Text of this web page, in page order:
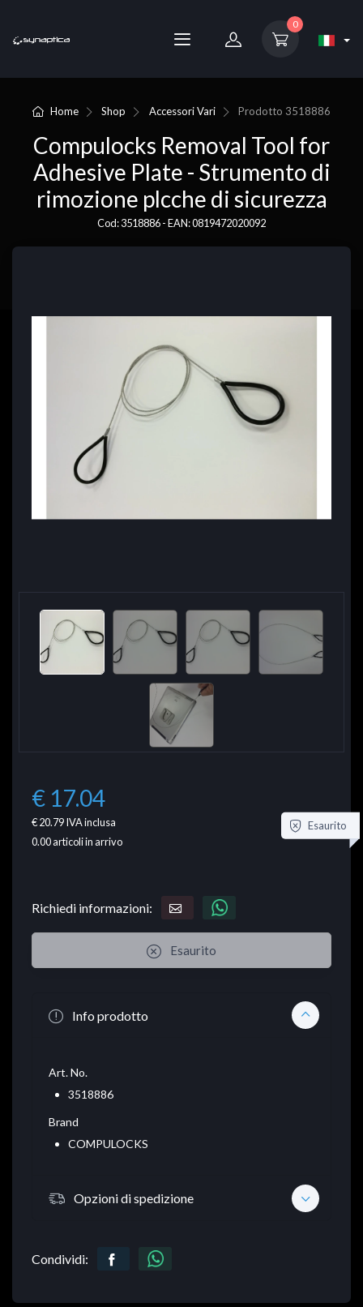
0
Home Shop Accessori Vari Prodotto 3518886
Compulocks Removal Tool for
Adhesive Plate - Strumento di
rimozione plcche di sicurezza
Cod: 3518886 - EAN: 0819472020092
€ 17.04
€ 20.79IVA inclusa
0.00articoli in arrivo
Esaurito
Richiedi informazioni:
Esaurito
Info prodotto
Art. No.
3518886
Brand
COMPULOCKS
Opzioni di spedizione
Condividi: